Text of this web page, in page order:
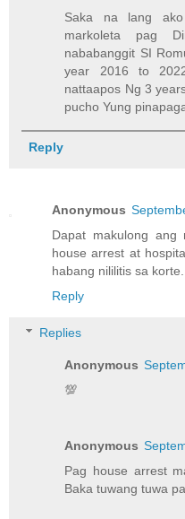
Saka na lang ako
markoleta pag
nababanggit SI
year 2016 to
nattaapos Ng 3
pucho Yung
Reply
Anonymous
Dapat makulong
house arrest at
habang nililitis sa korte.
Reply
Replies
Anonymous
💯
Anonymous
Pag house arrest
Baka tuwang tuwa